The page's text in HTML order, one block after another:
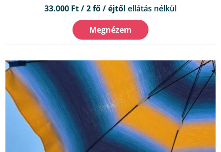
33.000 Ft / 2 fő / éjtől ellátás nélkül
Megnézem